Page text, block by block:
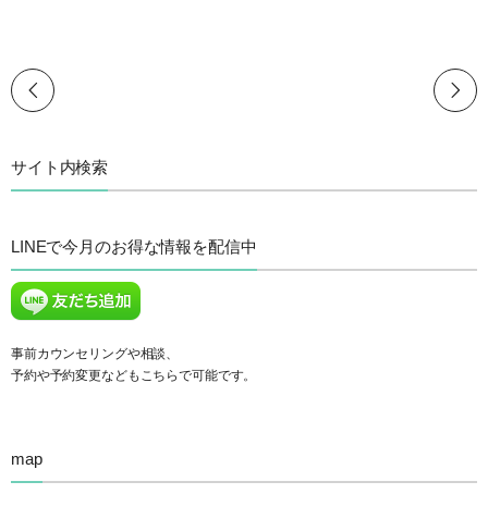
サイト内検索
LINEで今月のお得な情報を配信中
事前カウンセリングや相談、
予約や予約変更などもこちらで可能です。
map